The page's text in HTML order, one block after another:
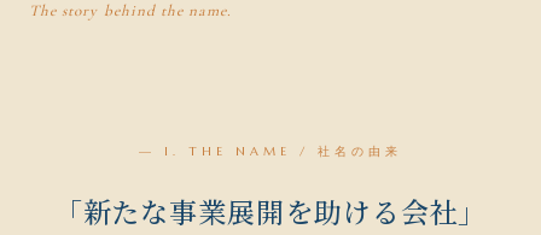
The story behind the name.
— I. THE NAME / 社名の由来
「新たな事業展開を助ける会社」